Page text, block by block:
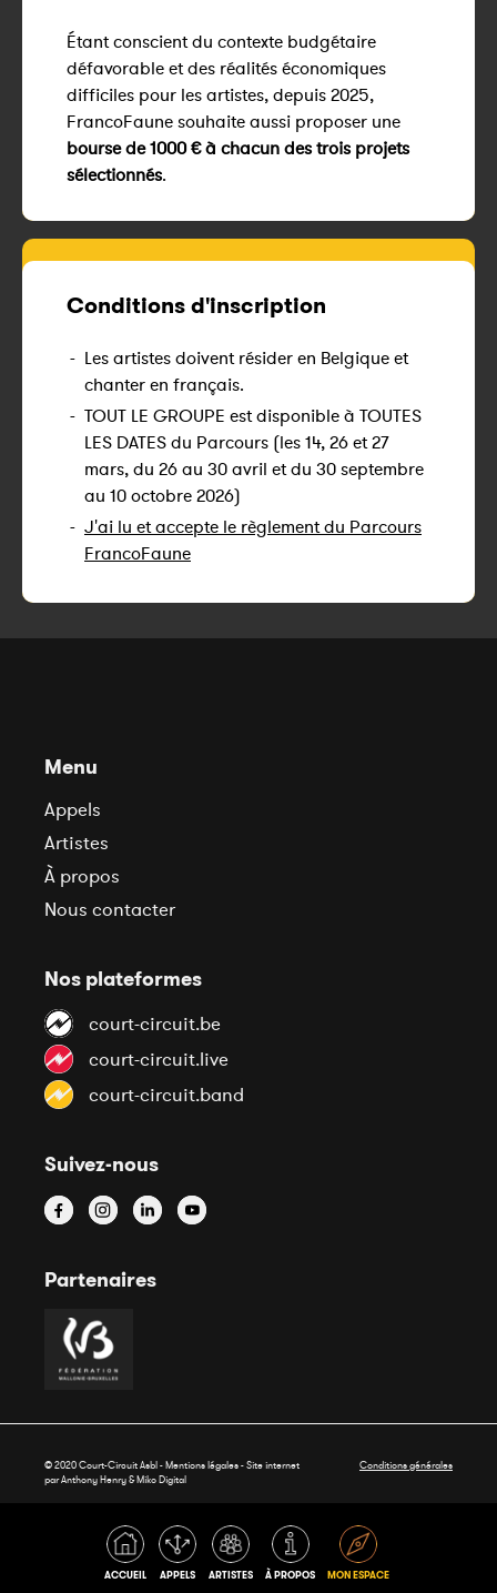
ACCUEIL APPELS ARTISTES À PROPOS MON ESPACE
Étant conscient du contexte budgétaire
défavorable et des réalités économiques
difficiles pour les artistes, depuis 2025,
FrancoFaune souhaite aussi proposer une
bourse de 1000 € à chacun des trois projets
sélectionnés.
Conditions d'inscription
- Les artistes doivent résider en Belgique et
chanter en français.
- TOUT LE GROUPE est disponible à TOUTES
LES DATES du Parcours (les 14, 26 et 27
mars, du 26 au 30 avril et du 30 septembre
au 10 octobre 2026)
- J'ai lu et accepte le règlement du Parcours
FrancoFaune
Menu
Appels
Artistes
À propos
Nous contacter
Nos plateformes
court-circuit.be
court-circuit.live
court-circuit.band
Suivez-nous
Partenaires
© 2020 Court-Circuit Asbl - Mentions légales - Site internet
par Anthony Henry &Miko Digital
Conditions générales